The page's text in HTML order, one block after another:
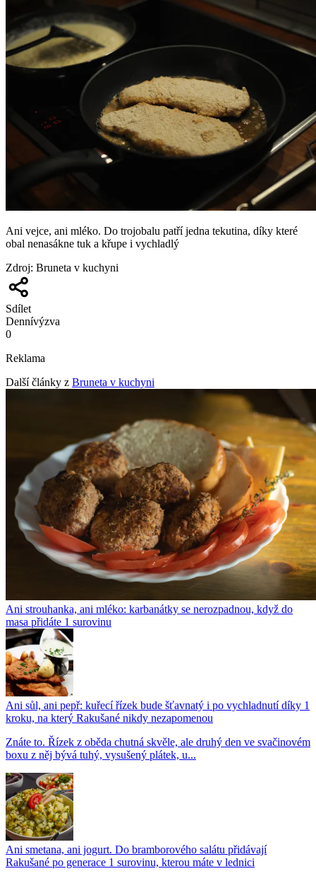
Ani vejce, ani mléko. Do trojobalu patří jedna tekutina, díky které
obal nenasákne tuk a křupe i vychladlý
Zdroj: Bruneta v kuchyni
Sdílet
Dennívýzva
0
Reklama
Další články z Bruneta v kuchyni
Ani strouhanka, ani mléko: karbanátky se nerozpadnou, když do
masa přidáte 1 surovinu
Ani sůl, ani pepř: kuřecí řízek bude šťavnatý i po vychladnutí díky 1
kroku, na který Rakušané nikdy nezapomenou
Znáte to. Řízek z oběda chutná skvěle, ale druhý den ve svačinovém
boxu z něj bývá tuhý, vysušený plátek, u...
Ani smetana, ani jogurt. Do bramborového salátu přidávají
Rakušané po generace 1 surovinu, kterou máte v lednici